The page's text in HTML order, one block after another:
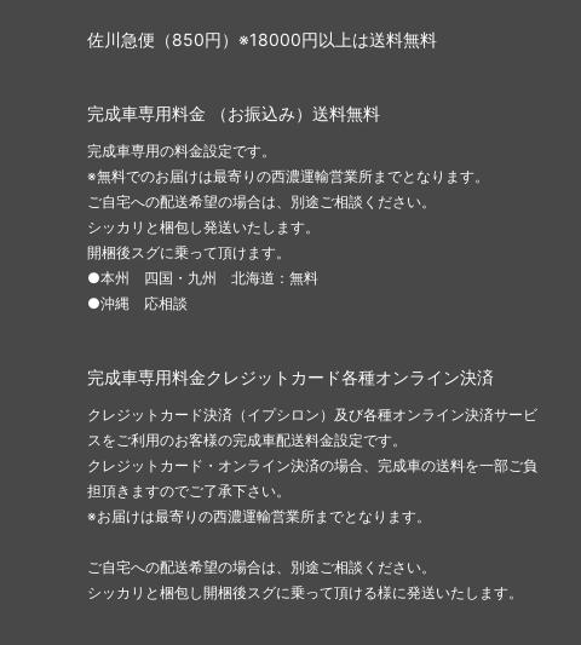
佐川急便（850円）※18000円以上は送料無料
完成車専用料金 （お振込み）送料無料
完成車専用の料金設定です。
※無料でのお届けは最寄りの西濃運輸営業所までとなります。
ご自宅への配送希望の場合は、別途ご相談ください。
シッカリと梱包し発送いたします。
開梱後スグに乗って頂けます。
●本州 四国・九州 北海道：無料
●沖縄 応相談
完成車専用料金クレジットカード各種オンライン決済
クレジットカード決済（イプシロン）及び各種オンライン決済サービ
スをご利用のお客様の完成車配送料金設定です。
クレジットカード・オンライン決済の場合、完成車の送料を一部ご負
担頂きますのでご了承下さい。
※お届けは最寄りの西濃運輸営業所までとなります。
ご自宅への配送希望の場合は、別途ご相談ください。
シッカリと梱包し開梱後スグに乗って頂ける様に発送いたします。